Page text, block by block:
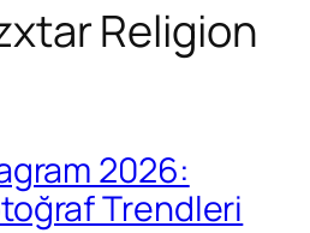
Religion
2026:
Trendleri